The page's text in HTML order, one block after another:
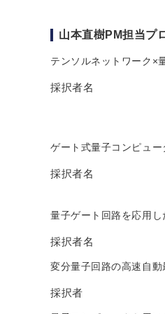
山本直樹PM担当
テンソルネットワーク×
採択者名
ゲート式量子コンピュ
採択者名
量子ゲート回路を応用
採択者名
変分量子回路の高速自
採択者